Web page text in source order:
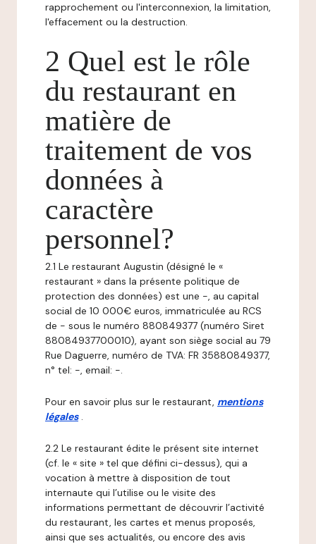
rapprochement ou l'interconnexion, la limitation,
l'effacement ou la destruction.
2 Quel est le rôle
du restaurant en
matière de
traitement de vos
données à
caractère
personnel?
2.1 Le restaurant Augustin (désigné le «
restaurant » dans la présente politique de
protection des données) est une -, au capital
social de 10 000€ euros, immatriculée au RCS
de - sous le numéro 880849377 (numéro Siret
88084937700010), ayant son siège social au 79
Rue Daguerre, numéro de TVA: FR 35880849377,
n° tel: -, email: -.
Pour en savoir plus sur le restaurant, mentions
légales .
2.2 Le restaurant édite le présent site internet
(cf. le « site » tel que défini ci-dessus), qui a
vocation à mettre à disposition de tout
internaute qui l’utilise ou le visite des
informations permettant de découvrir l’activité
du restaurant, les cartes et menus proposés,
ainsi que ses actualités, ou encore des avis